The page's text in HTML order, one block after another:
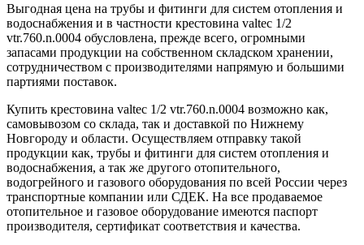
Выгодная цена на трубы и фитинги для систем отопления и
водоснабжения и в частности крестовина valtec 1/2
vtr.760.n.0004 обусловлена, прежде всего, огромными
запасами продукции на собственном складском хранении,
сотрудничеством с производителями напрямую и большими
партиями поставок.
Купить крестовина valtec 1/2 vtr.760.n.0004 возможно как,
самовывозом со склада, так и доставкой по Нижнему
Новгороду и области. Осуществляем отправку такой
продукции как, трубы и фитинги для систем отопления и
водоснабжения, а так же другого отопительного,
водогрейного и газового оборудования по всей России через
транспортные компании или СДЕК. На все продаваемое
отопительное и газовое оборудование имеются паспорт
производителя, сертификат соответствия и качества.